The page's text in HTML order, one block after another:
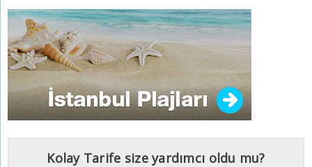
Kolay Tarife size yardımcı oldu mu?